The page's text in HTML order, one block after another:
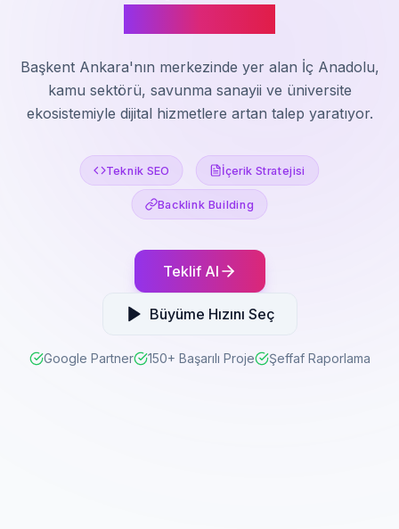
Başkent Ankara'nın merkezinde yer alan İç Anadolu,
kamu sektörü, savunma sanayii ve üniversite
ekosistemiyle dijital hizmetlere artan talep yaratıyor.
Teknik SEO İçerik Stratejisi
Backlink Building
Teklif Al
Büyüme Hızını Seç
Google Partner 150+ Başarılı Proje Şeffaf Raporlama